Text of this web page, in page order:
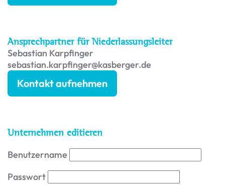
Ansprechpartner für Niederlassungsleiter
Sebastian Karpfinger
sebastian.karpfinger@kasberger.de
Kontakt aufnehmen
Unternehmen editieren
Benutzername
Passwort